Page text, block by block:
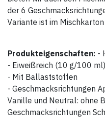
der 6
Variante ist im
Produkteigenschaften: -
- Eiweißreich (10 g/100 ml)
- Mit Ballaststoffen
- Geschmacksrichtungen
Vanille und Neutral: ohne
Geschmacksrichtungen